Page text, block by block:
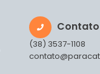
Contato
(38) 3537-1108